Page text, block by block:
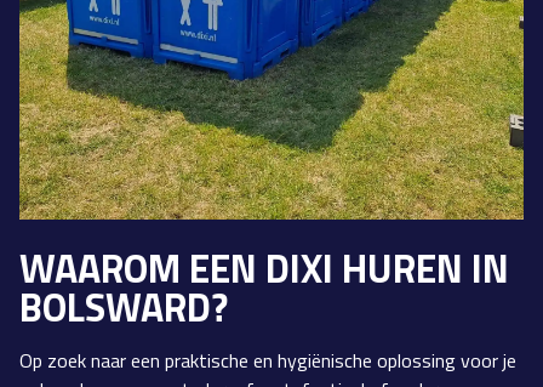
WAAROM EEN DIXI HUREN IN
BOLSWARD?
Op zoek naar een praktische en hygiënische oplossing voor je